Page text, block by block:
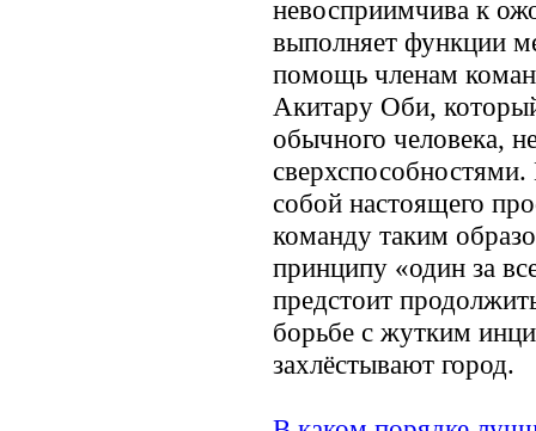
невосприимчива к
выполняет функции
помощь членам
Акитару Оби,
обычного человека,
собой настоящего
команду таким
принципу «один за
предстоит
борьбе с жутким
захлёстывают город.